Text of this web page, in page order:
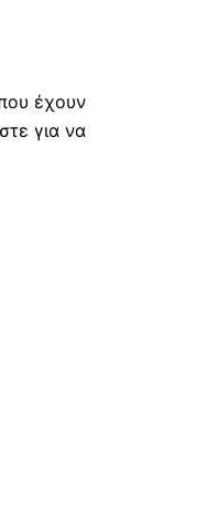
έχουν
για να